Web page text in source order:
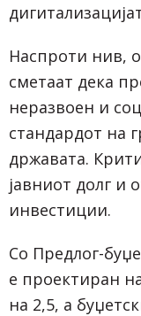
Наспроти нив,
сметаат дека
неразвоен и
стандардот на
државата.
јавниот долг и
инвестиции.
Со Предлог-
е проектиран
на 2,5, а